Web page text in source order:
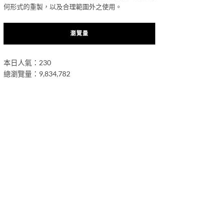
何形式的重製，以及合理範圍外之使用。
瀏覽量
本日人氣：230
總瀏覽量：9,834,782